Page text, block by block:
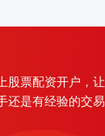
票配资开户，
是有经验的交